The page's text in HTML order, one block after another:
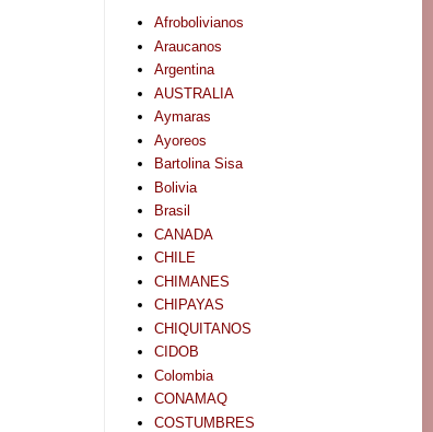
Afrobolivianos
Araucanos
Argentina
AUSTRALIA
Aymaras
Ayoreos
Bartolina Sisa
Bolivia
Brasil
CANADA
CHILE
CHIMANES
CHIPAYAS
CHIQUITANOS
CIDOB
Colombia
CONAMAQ
COSTUMBRES